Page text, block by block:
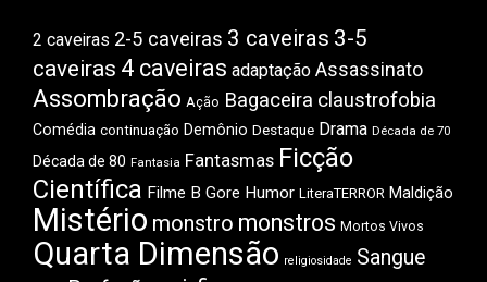
2 caveiras 2-5 caveiras 3 caveiras 3-5
caveiras 4 caveiras adaptação Assassinato
Assombração Ação Bagaceira claustrofobia
Comédia continuação Demônio Destaque Drama Década de 70
Década de 80 Fantasia Fantasmas Ficção
Científica Filme B Gore Humor LiteraTERROR Maldição
Mistério monstro monstros Mortos Vivos
Quarta Dimensão religiosidade Sangue